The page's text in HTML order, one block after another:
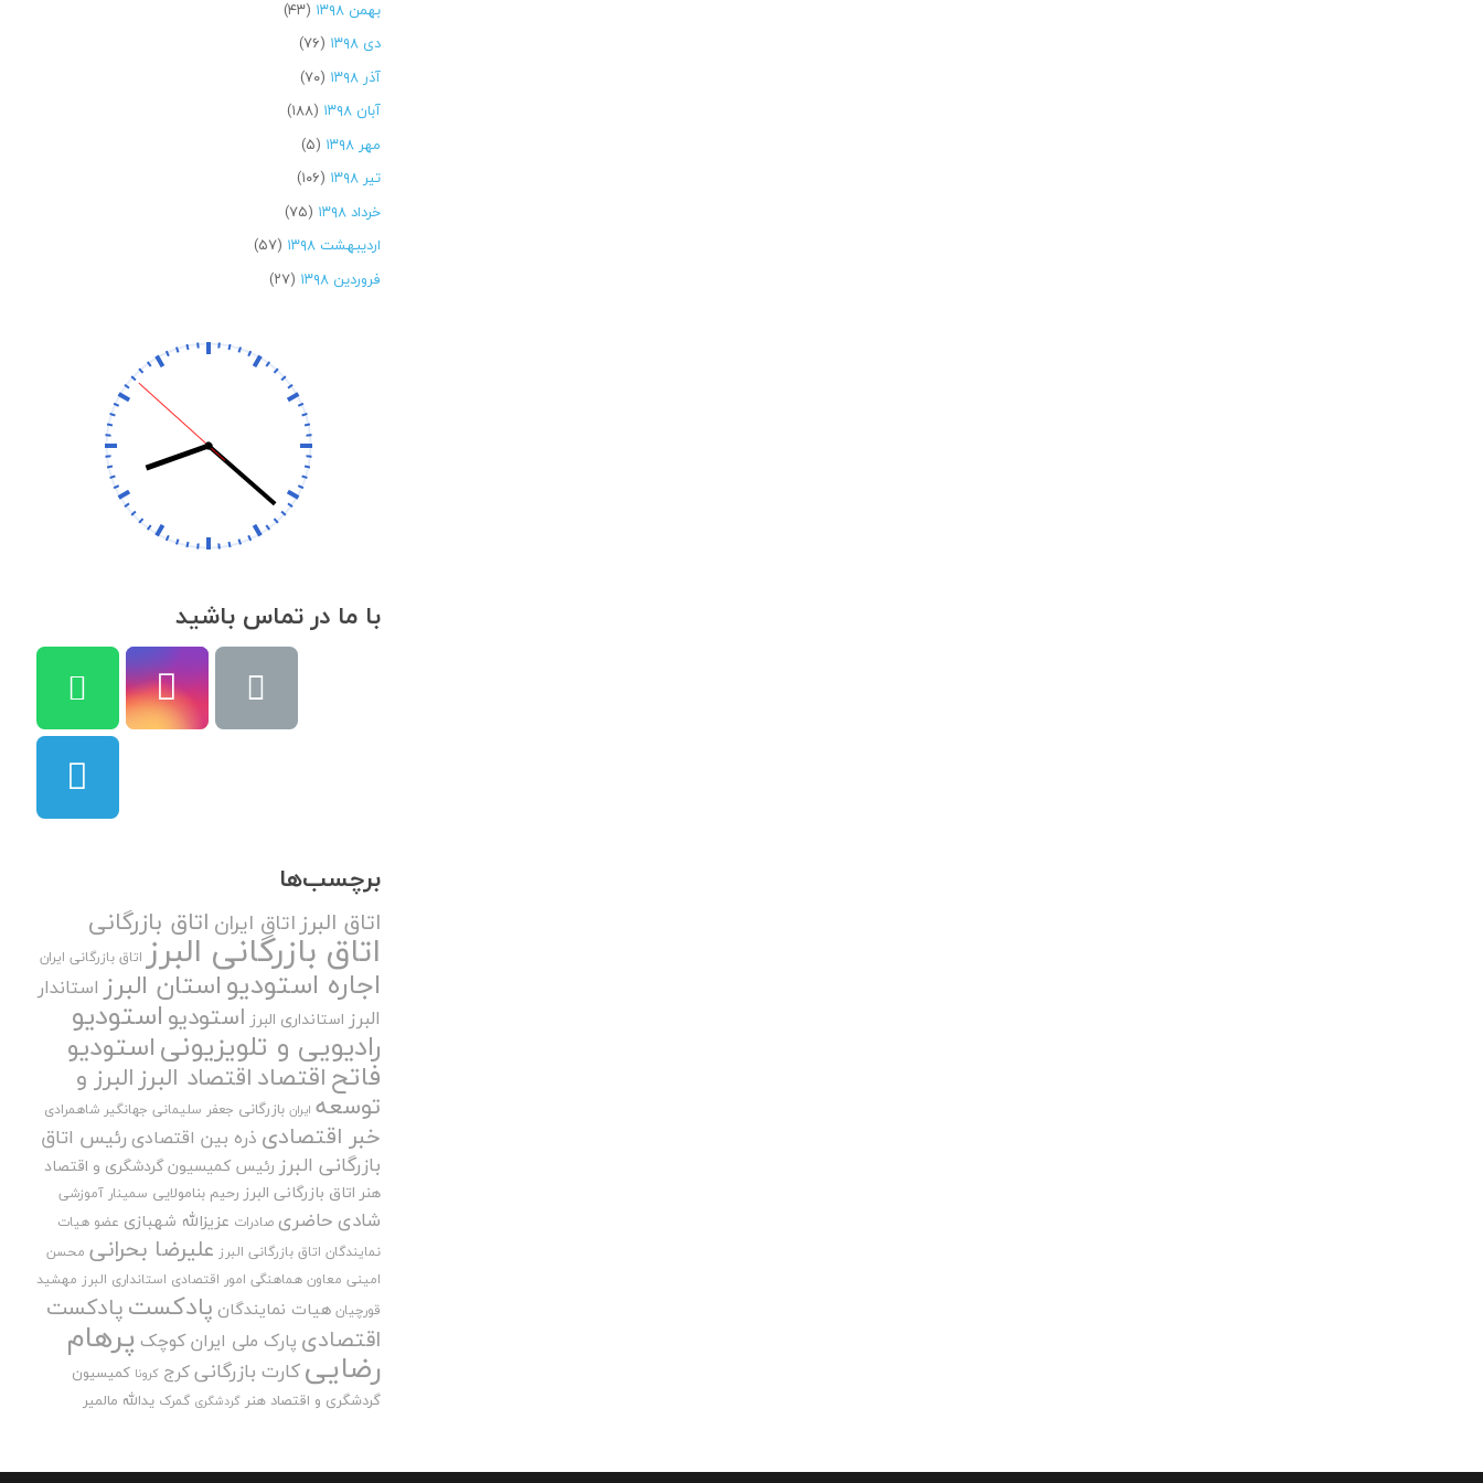
بهمن ۱۳۹۸
(۴۳)
دی ۱۳۹۸
(۷۶)
آذر ۱۳۹۸
(۷۰)
آبان ۱۳۹۸
(۱۸۸)
مهر ۱۳۹۸
(۵)
تیر ۱۳۹۸
(۱۰۶)
خرداد ۱۳۹۸
(۷۵)
اردیبهشت ۱۳۹۸
(۵۷)
فروردین ۱۳۹۸
(۲۷)
با ما در تماس باشید
برچسب‌ها
اتاق البرزاتاق ایران اتاق بازرگانی
اتاق بازرگانی البرز اتاق بازرگانی ایران
اجاره استودیواستان البرز استاندار
البرز استانداری البرز استودیواستودیو
رادیویی و تلویزیونیاستودیو
فاتحاقتصاداقتصاد البرزالبرز و
توسعه ایران بازرگانی جعفر سلیمانی جهانگیر شاهمرادی
خبر اقتصادی ذره بین اقتصادی رئیس اتاق
بازرگانی البرز رئیس کمیسیون گردشگری و اقتصاد
هنر اتاق بازرگانی البرز رحیم بنامولایی سمینار آموزشی
شادی حاضری صادرات عزیزالله شهبازی عضو هیات
نمایندگان اتاق بازرگانی البرز علیرضا بحرانی محسن
امینی معاون هماهنگی امور اقتصادی استانداری البرز مهشید
قورچیان هیات نمایندگان پادکستپادکست
اقتصادی پارک ملی ایران کوچک پرهام
رضاییکارت بازرگانیکرج کرونا کمیسیون
گردشگری و اقتصاد هنر گردشگری گمرک یدالله مالمیر